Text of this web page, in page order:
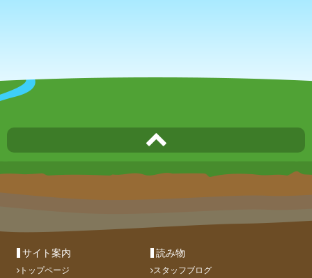
サイト案内
トップページ
読み物
スタッフブログ